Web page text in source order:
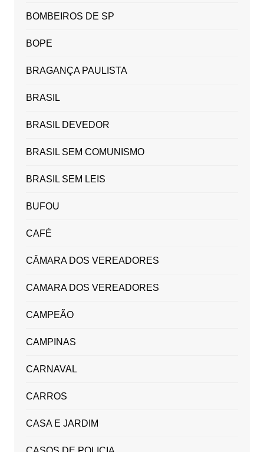
BOMBEIROS DE SP
BOPE
BRAGANÇA PAULISTA
BRASIL
BRASIL DEVEDOR
BRASIL SEM COMUNISMO
BRASIL SEM LEIS
BUFOU
CAFÉ
CÂMARA DOS VEREADORES
CAMARA DOS VEREADORES
CAMPEÃO
CAMPINAS
CARNAVAL
CARROS
CASA E JARDIM